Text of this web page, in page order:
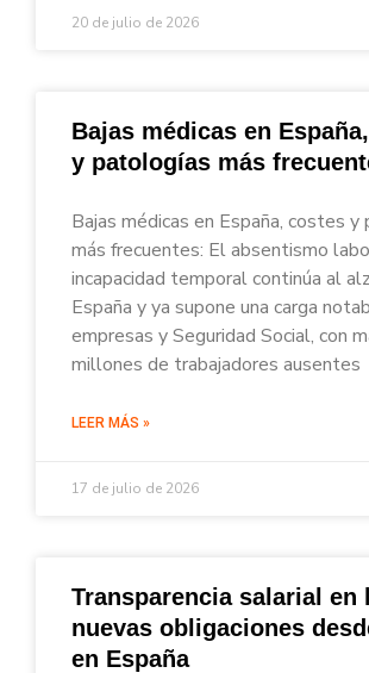
20 de julio de 2026
Bajas médicas en
y patologías más
Bajas médicas en España, costes
más frecuentes: El absentismo
incapacidad temporal continúa al
España y ya supone una carga
empresas y Seguridad Social, con
millones de trabajadores ausentes
LEER MÁS »
17 de julio de 2026
Transparencia salarial en
nuevas obligaciones
en España